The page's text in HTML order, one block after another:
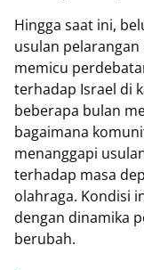
Hingga saat ini,
usulan
memicu
terhadap Israel di
beberapa bulan
bagaimana
menanggapi
terhadap masa
olahraga. Kondisi
dengan dinamika
berubah.